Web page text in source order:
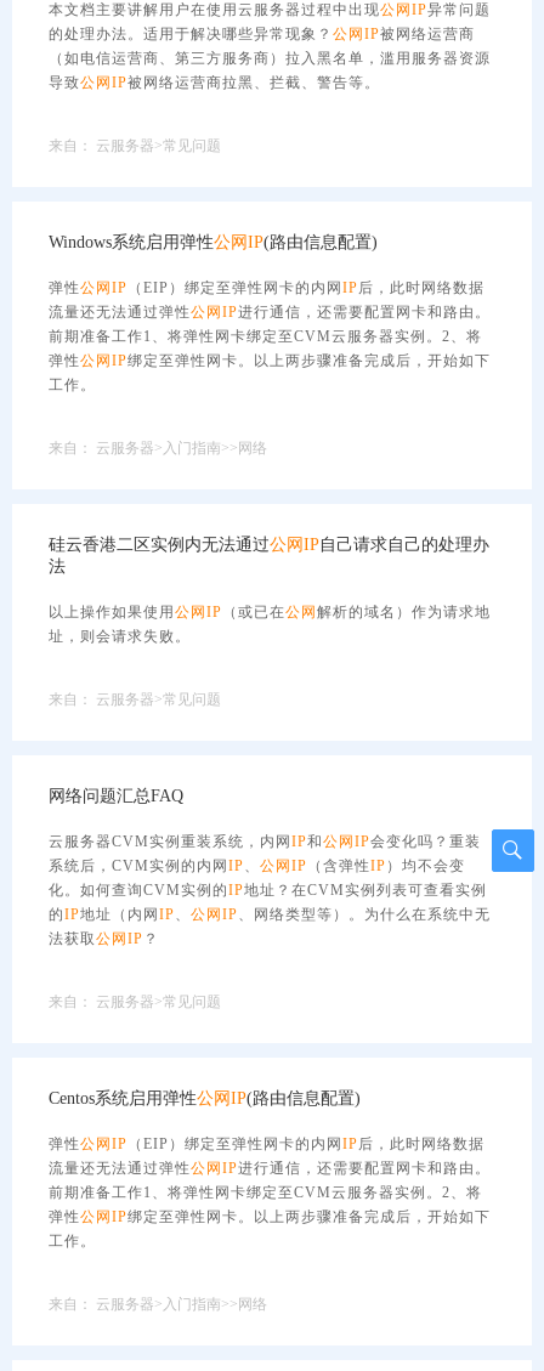
本文档主要讲解用户在使用云服务器过程中出现公网 IP异常问题
的处理办法。适用于解决哪些异常现象？ 公网 IP被网络运营商
（如电信运营商、第三方服务商）拉入黑名单，滥用服务器资源
导致公网 IP被网络运营商拉黑、拦截、警告等。
来自： 云服务器>常见问题
Windows系统启用弹性公网 IP(路由信息配置)
弹性公网 IP （EIP）绑定至弹性网卡的内网 IP后，此时网络数据
流量还无法通过弹性公网 IP进行通信，还需要配置网卡和路由。
前期准备工作1、将弹性网卡绑定至CVM云服务器实例。2、将
弹性公网 IP绑定至弹性网卡。以上两步骤准备完成后，开始如下
工作。
来自： 云服务器>入门指南>>网络
硅云香港二区实例内无法通过公网 IP自己请求自己的处理办
法
以上操作如果使用 公网 IP （或已在公网 解析的域名）作为请求地
址，则会请求失败。
来自： 云服务器>常见问题
网络问题汇总FAQ
云服务器CVM实例重装系统，内网 IP和公网 IP会变化吗？重装
系统后，CVM实例的内网 IP、 公网 IP （含弹性IP ）均不会变
化。如何查询CVM实例的IP地址？在CVM实例列表可查看实例
的IP地址（内网 IP、 公网 IP、网络类型等）。为什么在系统中无
法获取公网 IP ？
来自： 云服务器>常见问题
Centos系统启用弹性公网 IP(路由信息配置)
弹性公网 IP （EIP）绑定至弹性网卡的内网 IP后，此时网络数据
流量还无法通过弹性公网 IP进行通信，还需要配置网卡和路由。
前期准备工作1、将弹性网卡绑定至CVM云服务器实例。2、将
弹性公网 IP绑定至弹性网卡。以上两步骤准备完成后，开始如下
工作。
来自： 云服务器>入门指南>>网络